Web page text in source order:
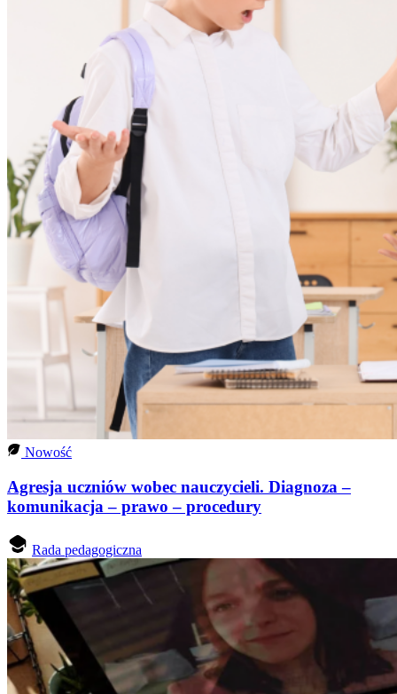
Nowość
Agresja uczniów wobec nauczycieli. Diagnoza –
komunikacja – prawo – procedury
Rada pedagogiczna